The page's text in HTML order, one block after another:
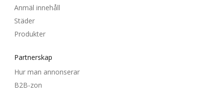
Anmäl innehåll
Städer
Produkter
Partnerskap
Hur man annonserar
B2B-zon